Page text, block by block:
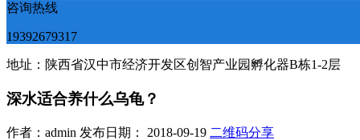
咨询热线
19392679317
地址：陕西省汉中市经济开发区创智产业园孵化器B栋1-2层
深水适合养什么乌龟？
作者：admin 发布日期： 2018-09-19 二维码分享